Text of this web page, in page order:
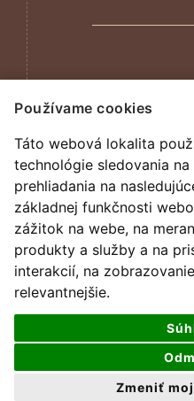
Používame cookies
Táto webová lokalita
technológie sledovania
prehliadania na
základnej funkčnosti
zážitok na webe, na
produkty a služby a na
interakcií, na
relevantnejšie.
Zmeniť
AZ logo DYNASTIC
všetky